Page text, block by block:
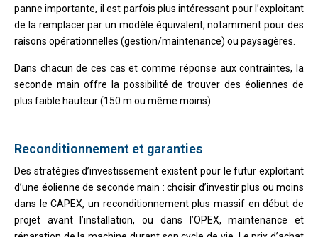
panne importante, il est parfois plus intéressant pour l’exploitant
de la remplacer par un modèle équivalent, notamment pour des
raisons opérationnelles (gestion/maintenance) ou paysagères.
Dans chacun de ces cas et comme réponse aux contraintes, la
seconde main offre la possibilité de trouver des éoliennes de
plus faible hauteur (150 m ou même moins).
Reconditionnement et garanties
Des stratégies d’investissement existent pour le futur exploitant
d’une éolienne de seconde main : choisir d’investir plus ou moins
dans le CAPEX, un reconditionnement plus massif en début de
projet avant l’installation, ou dans l’OPEX, maintenance et